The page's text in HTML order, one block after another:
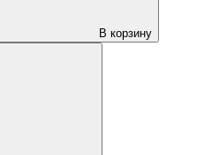
В корзину